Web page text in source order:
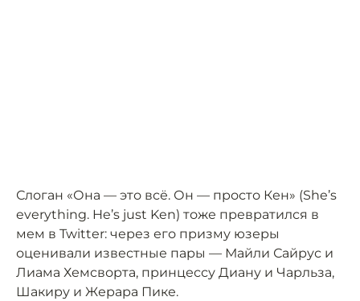
Слоган «Она — это всё. Он — просто Кен» (She’s
everything. He’s just Ken) тоже превратился в
мем в Twitter: через его призму юзеры
оценивали известные пары — Майли Сайрус и
Лиама Хемсворта, принцессу Диану и Чарльза,
Шакиру и Жерара Пике.